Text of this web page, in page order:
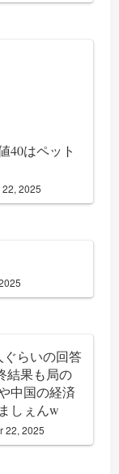
40はペット
2025
ぐらいの回答
結果も局の
中国の経済
しぇんw
22, 2025